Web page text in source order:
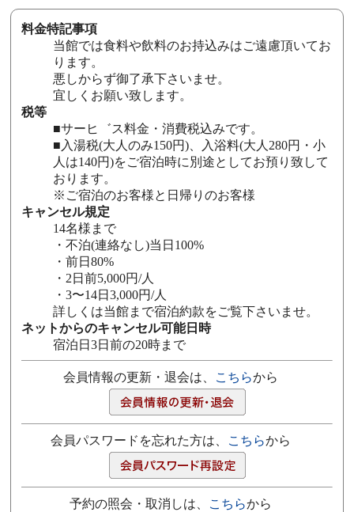
料金特記事項
当館では食料や飲料のお持込みはご遠慮頂いてお
ります。
悪しからず御了承下さいませ。
宜しくお願い致します。
税等
■サーヒ゛ス料金・消費税込みです。
■入湯税(大人のみ150円)、入浴料(大人280円・小
人は140円)をご宿泊時に別途としてお預り致して
おります。
※ご宿泊のお客様と日帰りのお客様
キャンセル規定
14名様まで
・不泊(連絡なし)当日100%
・前日80%
・2日前5,000円/人
・3〜14日3,000円/人
詳しくは当館まで宿泊約款をご覧下さいませ。
ネットからのキャンセル可能日時
宿泊日3日前の20時まで
会員情報の更新・退会は、 こちらから
会員パスワードを忘れた方は、 こちらから
予約の照会・取消しは、 こちらから